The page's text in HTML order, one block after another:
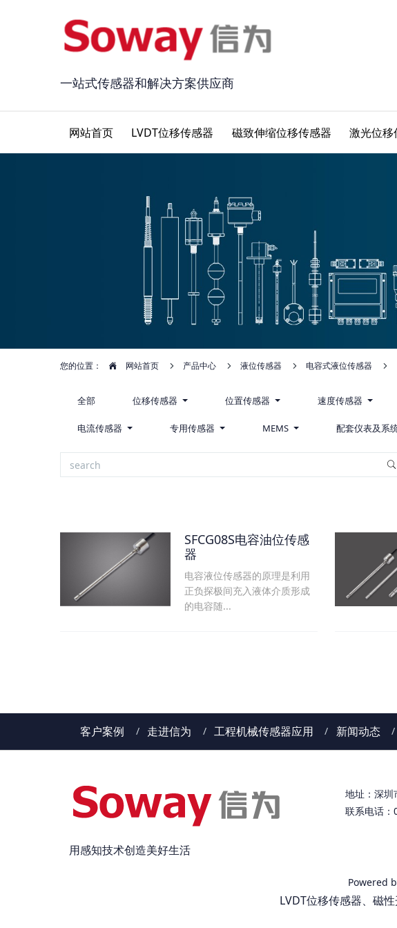
一站式传感器和解决方案供应商
网站首页 LVDT位移传感器 磁致伸缩位移传感器 激光位移
您的位置： 网站首页 产品中心 液位传感器 电容式液位传感器
全部 位移传感器 位置传感器 速度传感器
电流传感器 专用传感器 MEMS 配套仪表及系
SFCG08S电容油位传感
器
电容液位传感器的原理是利用
正负探极间充入液体介质形成
的电容随...
客户案例 走进信为 工程机械传感器应用 新闻动态
用感知技术创造美好生活
地址：深圳
联系电话
Powered
LVDT位移传感器、磁